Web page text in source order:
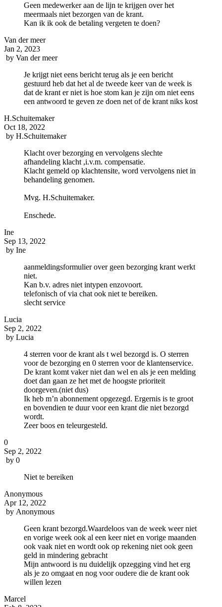
Geen medewerker aan de lijn te krijgen over het
meermaals niet bezorgen van de krant.
Kan ik ik ook de betaling vergeten te doen?
Van der meer
Jan 2, 2023
by Van der meer
Je krijgt niet eens bericht terug als je een bericht
gestuurd heb dat het al de tweede keer van de week is
dat de krant er niet is hoe stom kan je zijn om niet eens
een antwoord te geven ze doen net of de krant niks kost
H.Schuitemaker
Oct 18, 2022
by H.Schuitemaker
Klacht over bezorging en vervolgens slechte
afhandeling klacht ,i.v.m. compensatie.
Klacht gemeld op klachtensite, word vervolgens niet in
behandeling genomen.
Mvg. H.Schuitemaker.
Enschede.
Ine
Sep 13, 2022
by Ine
aanmeldingsformulier over geen bezorging krant werkt
niet.
Kan b.v. adres niet intypen enzovoort.
telefonisch of via chat ook niet te bereiken.
slecht service
Lucia
Sep 2, 2022
by Lucia
4 sterren voor de krant als t wel bezorgd is. O sterren
voor de bezorging en 0 sterren voor de klantenservice.
De krant komt vaker niet dan wel en als je een melding
doet dan gaan ze het met de hoogste prioriteit
doorgeven.(niet dus)
Ik heb m’n abonnement opgezegd. Ergernis is te groot
en bovendien te duur voor een krant die niet bezorgd
wordt.
Zeer boos en teleurgesteld.
0
Sep 2, 2022
by 0
Niet te bereiken
Anonymous
Apr 12, 2022
by Anonymous
Geen krant bezorgd.Waardeloos van de week weer niet
en vorige week ook al een keer niet en vorige maanden
ook vaak niet en wordt ook op rekening niet ook geen
geld in mindering gebracht
Mijn antwoord is nu duidelijk opzegging vind het erg
als je zo omgaat en nog voor oudere die de krant ook
willen lezen
Marcel